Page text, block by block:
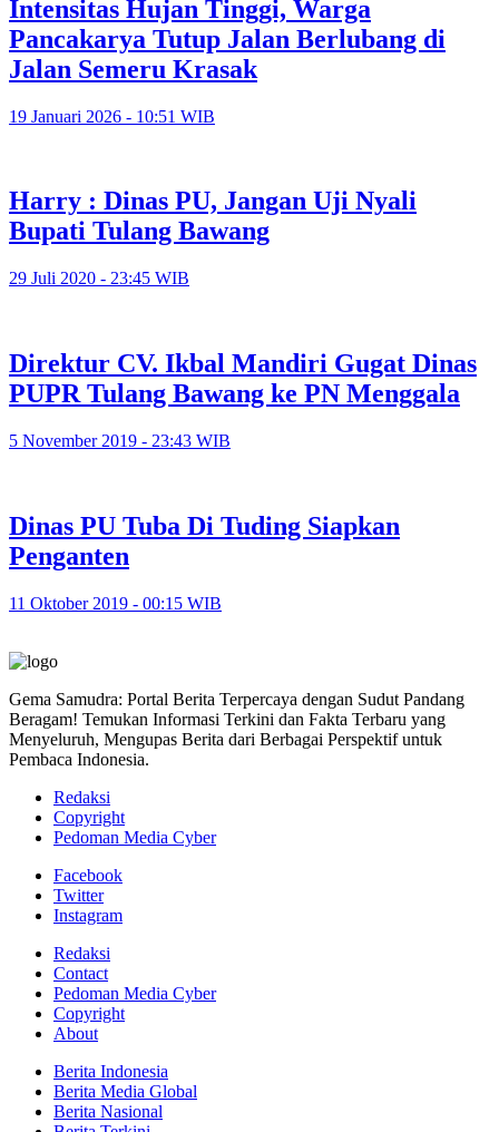
Intensitas Hujan Tinggi, Warga
Pancakarya Tutup Jalan Berlubang di
Jalan Semeru Krasak
19 Januari 2026 - 10:51 WIB
Harry : Dinas PU, Jangan Uji Nyali
Bupati Tulang Bawang
29 Juli 2020 - 23:45 WIB
Direktur CV. Ikbal Mandiri Gugat Dinas
PUPR Tulang Bawang ke PN Menggala
5 November 2019 - 23:43 WIB
Dinas PU Tuba Di Tuding Siapkan
Penganten
11 Oktober 2019 - 00:15 WIB
Gema Samudra: Portal Berita Terpercaya dengan Sudut Pandang
Beragam! Temukan Informasi Terkini dan Fakta Terbaru yang
Menyeluruh, Mengupas Berita dari Berbagai Perspektif untuk
Pembaca Indonesia.
Redaksi
Copyright
Pedoman Media Cyber
Facebook
Twitter
Instagram
Redaksi
Contact
Pedoman Media Cyber
Copyright
About
Berita Indonesia
Berita Media Global
Berita Nasional